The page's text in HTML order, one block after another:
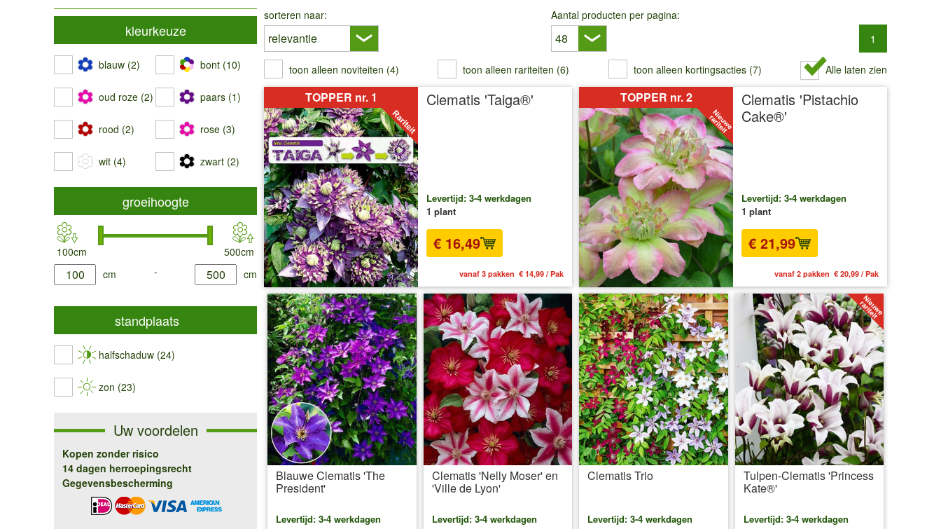
sorteren naar:
Aantal producten per pagina:
1
toon alleen noviteiten (4) toon alleen rariteiten (6) toon alleen kortingsacties (7) Alle laten zien
TOPPER nr. 1 Clematis 'Taiga®'
Levertijd: 3-4 werkdagen
1 plant
€ 16,49
vanaf 3 pakken € 14,99 / Pak
TOPPER nr. 2
Clematis 'Pistachio
Cake®'
Levertijd: 3-4 werkdagen
1 plant
€ 21,99
vanaf 2 pakken € 20,99 / Pak
Blauwe Clematis 'The
President'
Levertijd: 3-4 werkdagen
Clematis 'Nelly Moser' en
'Ville de Lyon'
Levertijd: 3-4 werkdagen
Clematis Trio
Levertijd: 3-4 werkdagen
Tulpen-Clematis 'Princess
Kate®'
Levertijd: 3-4 werkdagen
kleurkeuze
blauw (2) bont (10)
oud roze (2) paars (1)
rood (2) rose (3)
wit (4) zwart (2)
groeihoogte
100cm
500cm
product.list.filter.height.min
cm - cm
product.list.filter.height.max
standplaats
halfschaduw (24)
zon (23)
Uw voordelen
Kopen zonder risico
14 dagen herroepingsrecht
Gegevensbescherming